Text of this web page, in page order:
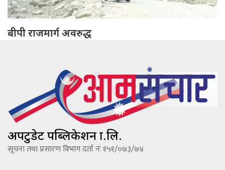
बीपी राजमार्ग अवरुद्ध
अपटुडेट पब्लिकेशन प्रा.लि.
सूचना तथा प्रसारण विभाग दर्ता नंः १५१/०७३/७४